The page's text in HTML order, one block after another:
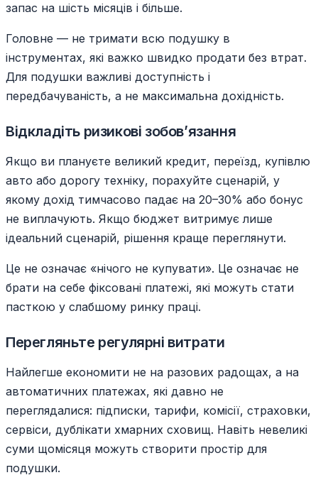
запас на шість місяців і більше.
Головне — не тримати всю подушку в
інструментах, які важко швидко продати без втрат.
Для подушки важливі доступність і
передбачуваність, а не максимальна дохідність.
Відкладіть ризикові зобов’язання
Якщо ви плануєте великий кредит, переїзд, купівлю
авто або дорогу техніку, порахуйте сценарій, у
якому дохід тимчасово падає на 20–30% або бонус
не виплачують. Якщо бюджет витримує лише
ідеальний сценарій, рішення краще переглянути.
Це не означає «нічого не купувати». Це означає не
брати на себе фіксовані платежі, які можуть стати
пасткою у слабшому ринку праці.
Перегляньте регулярні витрати
Найлегше економити не на разових радощах, а на
автоматичних платежах, які давно не
переглядалися: підписки, тарифи, комісії, страховки,
сервіси, дублікати хмарних сховищ. Навіть невеликі
суми щомісяця можуть створити простір для
подушки.